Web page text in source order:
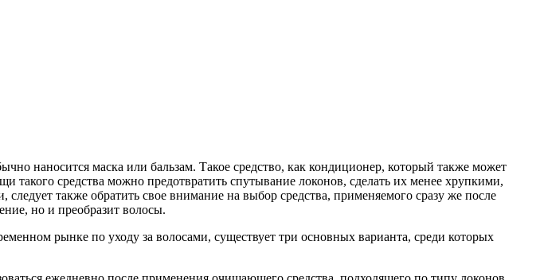
наносится маска или бальзам. Такое средство, как кондиционер, который также может
такого средства можно предотвратить спутывание локонов, сделать их менее хрупкими,
также обратить свое внимание на выбор средства, применяемого сразу же после
но и преобразит волосы.
рынке по уходу за волосами, существует три основных варианта, среди которых